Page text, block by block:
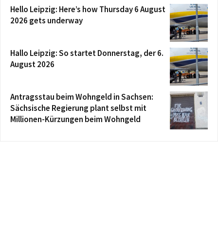
Hello Leipzig: Here’s how Thursday 6 August
2026 gets underway
Hallo Leipzig: So startet Donnerstag, der 6.
August 2026
Antragsstau beim Wohngeld in Sachsen:
Sächsische Regierung plant selbst mit
Millionen-Kürzungen beim Wohngeld